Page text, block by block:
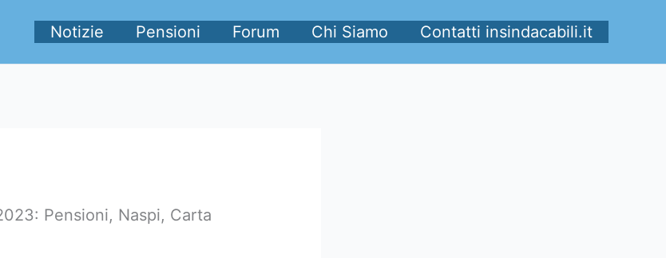
Notizie Pensioni Forum Chi Siamo Contatti insindacabili.it
Pensioni, Naspi, Carta